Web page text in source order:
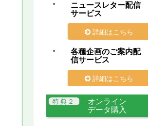
ニュースレター配信
サービス
詳細はこちら
各種企画のご案内配
信サービス
詳細はこちら
オンライン
データ購入